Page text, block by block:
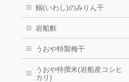
鰯(いわし)のみりん干
岩船麩
うおや特製梅干
うおや特撰米(岩船産コシヒ
カリ)